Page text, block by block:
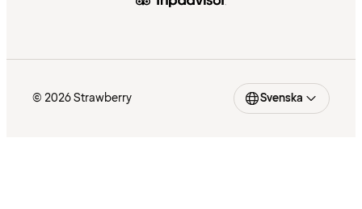
© 2026 Strawberry Svenska